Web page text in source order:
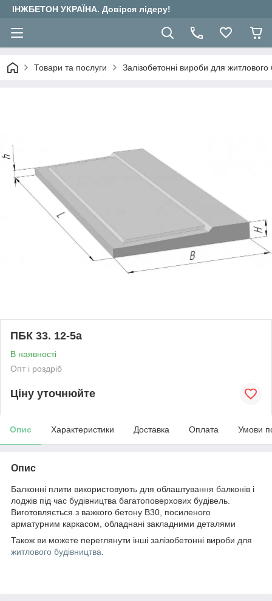
ІНЖБЕТОН УКРАЇНА. Довірся лідеру!
Товари та послуги Залізобетонні вироби для житлового
ПБК 33. 12-5а
В наявності
Опт і роздріб
Ціну уточнюйте
Опис Характеристики Доставка Оплата Умови
Опис
Балконні плити використовують для облаштування балконів і
лоджів під час будівництва багатоповерхових будівель.
Виготовляється з важкого бетону В30, посиленого
арматурним каркасом, обладнані закладними деталями
Також ви можете переглянути інші залізобетонні вироби для
житлового будівництва